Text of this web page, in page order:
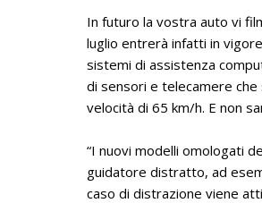
In futuro la vostra auto vi
luglio entrerà infatti in
sistemi di assistenza
di sensori e telecamere
velocità di 65 km/h. E non
“I nuovi modelli omologati
guidatore distratto, ad
caso di distrazione viene